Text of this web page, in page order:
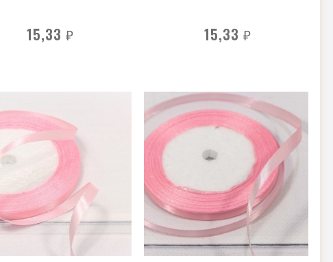
15,33 ₽ 15,33 ₽